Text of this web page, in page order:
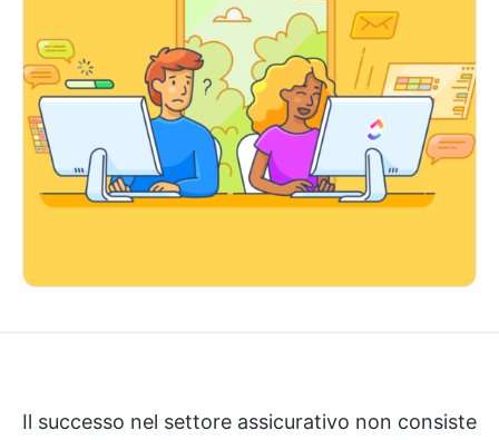
Il successo nel settore assicurativo non consiste